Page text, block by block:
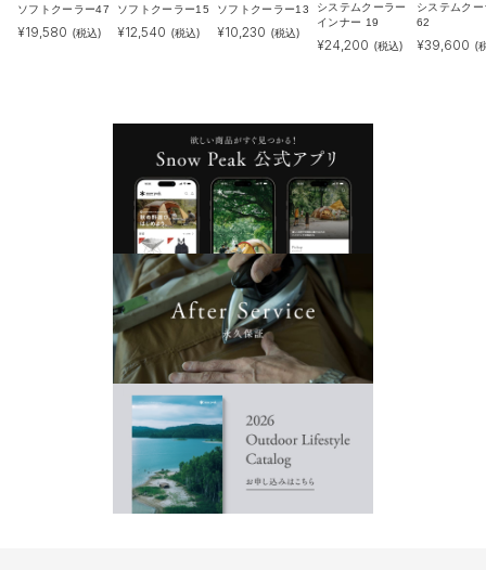
ソフトクーラー47
¥19,580 (税込)
ソフトクーラー15
¥12,540 (税込)
ソフトクーラー13
¥10,230 (税込)
システムクーラー
インナー 19
¥24,200 (税込)
システムクー
62
¥39,600 (